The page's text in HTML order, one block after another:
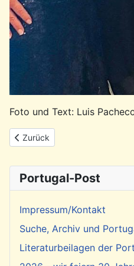
Foto und Text: Luis
Vorheriger Beitrag: Rückblick:
Zurück
Portugal-Post
Impressum/Kontakt
Suche, Archiv und
Literaturbeilagen der